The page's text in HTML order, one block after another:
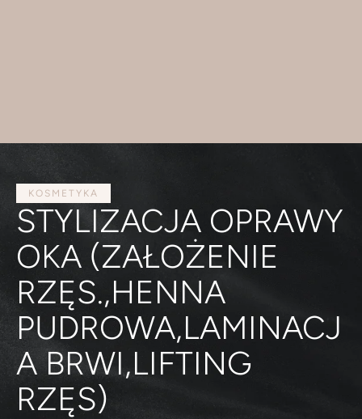
KOSMETYKA
STYLIZACJA OPRAWY
OKA (ZAŁOŻENIE
RZĘS.,HENNA
PUDROWA,LAMINACJ
A BRWI,LIFTING
RZĘS)